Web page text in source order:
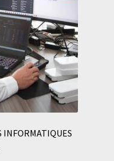
INFORMATIQUES